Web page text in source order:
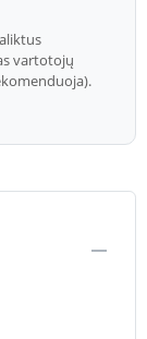
vartotojų